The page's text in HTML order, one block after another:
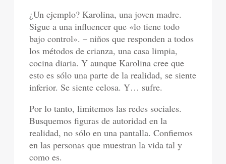
¿Un ejemplo? Karolina, una joven madre.
Sigue a una influencer que «lo tiene todo
bajo control». – niños que responden a todos
los métodos de crianza, una casa limpia,
cocina diaria. Y aunque Karolina cree que
esto es sólo una parte de la realidad, se siente
inferior. Se siente celosa. Y… sufre.
Por lo tanto, limitemos las redes sociales.
Busquemos figuras de autoridad en la
realidad, no sólo en una pantalla. Confiemos
en las personas que muestran la vida tal y
como es.